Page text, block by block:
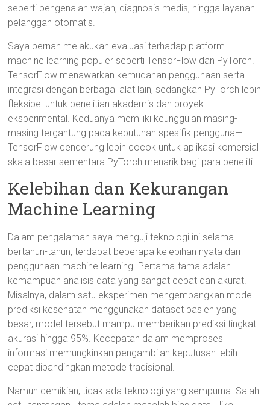
seperti pengenalan wajah, diagnosis medis, hingga layanan
pelanggan otomatis.
Saya pernah melakukan evaluasi terhadap platform
machine learning populer seperti TensorFlow dan PyTorch.
TensorFlow menawarkan kemudahan penggunaan serta
integrasi dengan berbagai alat lain, sedangkan PyTorch lebih
fleksibel untuk penelitian akademis dan proyek
eksperimental. Keduanya memiliki keunggulan masing-
masing tergantung pada kebutuhan spesifik pengguna—
TensorFlow cenderung lebih cocok untuk aplikasi komersial
skala besar sementara PyTorch menarik bagi para peneliti.
Kelebihan dan Kekurangan
Machine Learning
Dalam pengalaman saya menguji teknologi ini selama
bertahun-tahun, terdapat beberapa kelebihan nyata dari
penggunaan machine learning. Pertama-tama adalah
kemampuan analisis data yang sangat cepat dan akurat.
Misalnya, dalam satu eksperimen mengembangkan model
prediksi kesehatan menggunakan dataset pasien yang
besar, model tersebut mampu memberikan prediksi tingkat
akurasi hingga 95%. Kecepatan dalam memproses
informasi memungkinkan pengambilan keputusan lebih
cepat dibandingkan metode tradisional.
Namun demikian, tidak ada teknologi yang sempurna. Salah